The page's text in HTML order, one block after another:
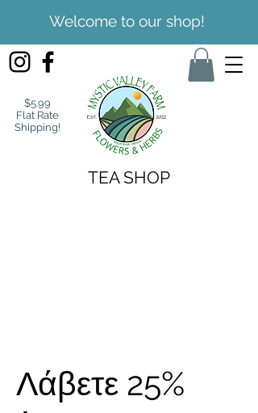
Welcome to our shop!
$5.99
Flat Rate
Shipping!
TEA SHOP
Λάβετε 25%